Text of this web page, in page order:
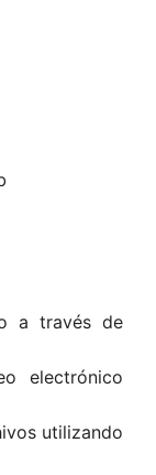
a través de
electrónico
utilizando